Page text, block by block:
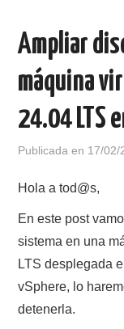
ACERCA DE
PATROCINADORES
Ampliar
máquina
24.04 LTS
Publicada en 17/02/
Hola a tod@s,
En este post
sistema en una
LTS desplegada
vSphere, lo
detenerla.